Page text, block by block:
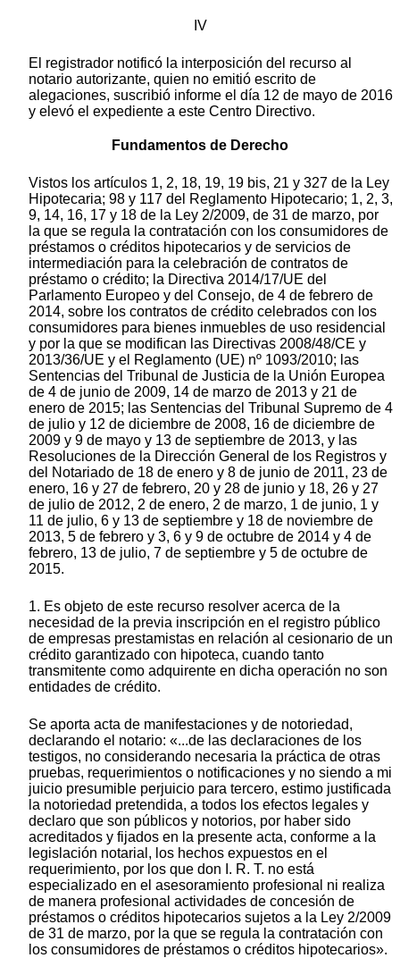
IV
El registrador notificó la interposición del recurso al
notario autorizante, quien no emitió escrito de
alegaciones, suscribió informe el día 12 de mayo de 2016
y elevó el expediente a este Centro Directivo.
Fundamentos de Derecho
Vistos los artículos 1, 2, 18, 19, 19 bis, 21 y 327 de la Ley
Hipotecaria; 98 y 117 del Reglamento Hipotecario; 1, 2, 3,
9, 14, 16, 17 y 18 de la Ley 2/2009, de 31 de marzo, por
la que se regula la contratación con los consumidores de
préstamos o créditos hipotecarios y de servicios de
intermediación para la celebración de contratos de
préstamo o crédito; la Directiva 2014/17/UE del
Parlamento Europeo y del Consejo, de 4 de febrero de
2014, sobre los contratos de crédito celebrados con los
consumidores para bienes inmuebles de uso residencial
y por la que se modifican las Directivas 2008/48/CE y
2013/36/UE y el Reglamento (UE) nº 1093/2010; las
Sentencias del Tribunal de Justicia de la Unión Europea
de 4 de junio de 2009, 14 de marzo de 2013 y 21 de
enero de 2015; las Sentencias del Tribunal Supremo de 4
de julio y 12 de diciembre de 2008, 16 de diciembre de
2009 y 9 de mayo y 13 de septiembre de 2013, y las
Resoluciones de la Dirección General de los Registros y
del Notariado de 18 de enero y 8 de junio de 2011, 23 de
enero, 16 y 27 de febrero, 20 y 28 de junio y 18, 26 y 27
de julio de 2012, 2 de enero, 2 de marzo, 1 de junio, 1 y
11 de julio, 6 y 13 de septiembre y 18 de noviembre de
2013, 5 de febrero y 3, 6 y 9 de octubre de 2014 y 4 de
febrero, 13 de julio, 7 de septiembre y 5 de octubre de
2015.
1. Es objeto de este recurso resolver acerca de la
necesidad de la previa inscripción en el registro público
de empresas prestamistas en relación al cesionario de un
crédito garantizado con hipoteca, cuando tanto
transmitente como adquirente en dicha operación no son
entidades de crédito.
Se aporta acta de manifestaciones y de notoriedad,
declarando el notario: «...de las declaraciones de los
testigos, no considerando necesaria la práctica de otras
pruebas, requerimientos o notificaciones y no siendo a mi
juicio presumible perjuicio para tercero, estimo justificada
la notoriedad pretendida, a todos los efectos legales y
declaro que son públicos y notorios, por haber sido
acreditados y fijados en la presente acta, conforme a la
legislación notarial, los hechos expuestos en el
requerimiento, por los que don I. R. T. no está
especializado en el asesoramiento profesional ni realiza
de manera profesional actividades de concesión de
préstamos o créditos hipotecarios sujetos a la Ley 2/2009
de 31 de marzo, por la que se regula la contratación con
los consumidores de préstamos o créditos hipotecarios».